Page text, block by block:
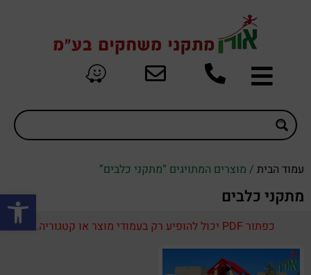
פתח
עמוד הבית / מוצרים המתויגים “מתקני כלבים”
מתקני כלבים
כפתור PDF יכול להופיע רק בעמודי מוצר או קטגוריה.